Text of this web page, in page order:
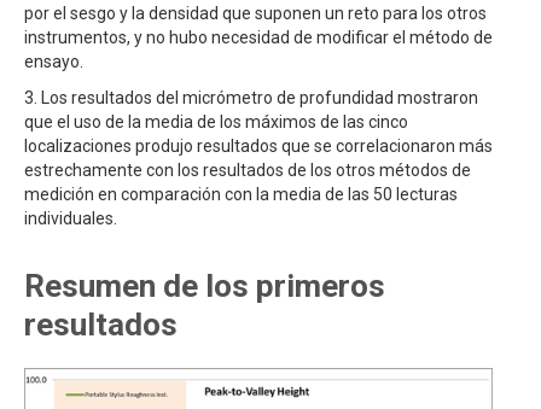
por el sesgo y la densidad que suponen un reto para los otros
instrumentos, y no hubo necesidad de modificar el método de
ensayo.
3. Los resultados del micrómetro de profundidad mostraron
que el uso de la media de los máximos de las cinco
localizaciones produjo resultados que se correlacionaron más
estrechamente con los resultados de los otros métodos de
medición en comparación con la media de las 50 lecturas
individuales.
Resumen de los primeros
resultados